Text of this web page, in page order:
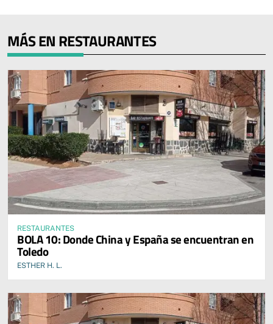
MÁS EN RESTAURANTES
RESTAURANTES
BOLA 10: Donde China y España se encuentran en
Toledo
ESTHER H. L.